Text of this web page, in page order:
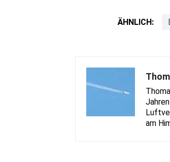
ÄHNLICH:
am